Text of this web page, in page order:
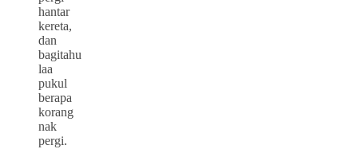
hantar
kereta,
dan
bagitahu
laa
pukul
berapa
korang
nak
pergi.